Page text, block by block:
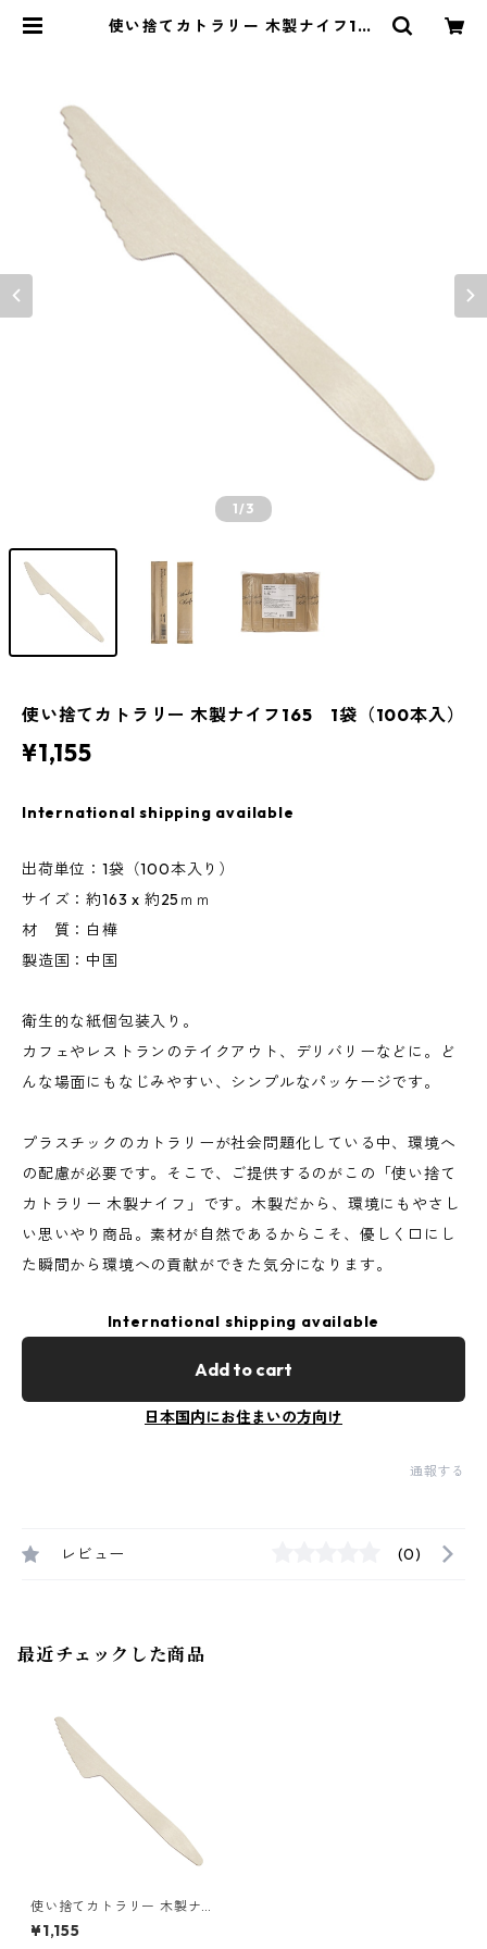
使い捨てカトラリー 木製ナイフ165
1/3
使い捨てカトラリー 木製ナイフ165 1袋（100本入）
¥1,155
International shipping available
出荷単位：1袋（100本入り）
サイズ：約163 x 約25ｍｍ
材 質：白樺
製造国：中国
衛生的な紙個包装入り。
カフェやレストランのテイクアウト、デリバリーなどに。ど
んな場面にもなじみやすい、シンプルなパッケージです。
プラスチックのカトラリーが社会問題化している中、環境へ
の配慮が必要です。そこで、ご提供するのがこの「使い捨て
カトラリー 木製ナイフ」です。木製だから、環境にもやさし
い思いやり商品。素材が自然であるからこそ、優しく口にし
た瞬間から環境への貢献ができた気分になります。
International shipping available
Add to cart
日本国内にお住まいの方向け
通報する
レビュー (0)
最近チェックした商品
使い捨てカトラリー 木製ナイ
フ165 1袋（100本入）
¥1,155